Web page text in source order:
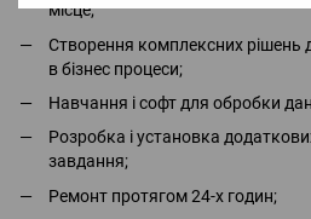
місце;
Створення комплексних рішень
в бізнес процеси;
Навчання і софт для обробки
Розробка і установка
завдання;
Ремонт протягом 24-х годин;